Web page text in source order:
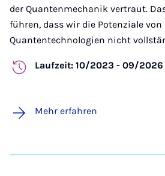
der Quantenmechanik vertraut.
führen, dass wir die Potenziale von
Quantentechnologien nicht
Laufzeit: 10/2023 - 09/2026
Mehr erfahren